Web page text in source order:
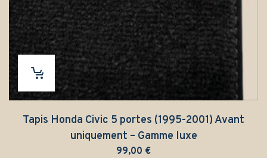
Tapis Honda Civic 5 portes (1995-2001) Avant
uniquement – Gamme luxe
99,00 €